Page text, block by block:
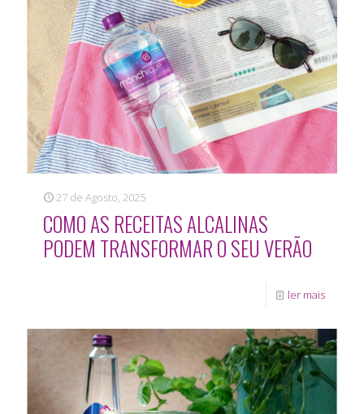
27 de Agosto, 2025
COMO AS RECEITAS ALCALINAS
PODEM TRANSFORMAR O SEU VERÃO
ler mais